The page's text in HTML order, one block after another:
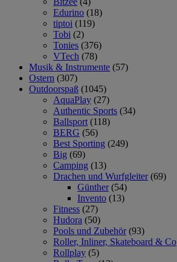
Edurino (18)
tiptoi (119)
Tobi (2)
Tonies (376)
VTech (78)
Musik & Instrumente (57)
Ostern (307)
Outdoorspaß (1045)
AquaPlay (27)
Authentic Sports (34)
Ballsport (118)
BERG (56)
Best Sporting (249)
Big (69)
Camping (13)
Drachen und Wurfgleiter (69)
Günther (54)
Invento (13)
Fitness (27)
Hudora (50)
Pools und Zubehör (93)
Roller, Inliner, Skateboard & Co
Rollplay (5)